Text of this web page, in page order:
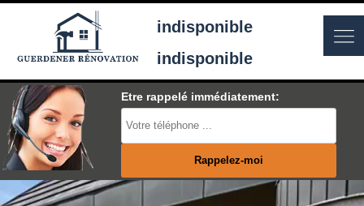
indisponible
indisponible
Etre rappelé immédiatement: